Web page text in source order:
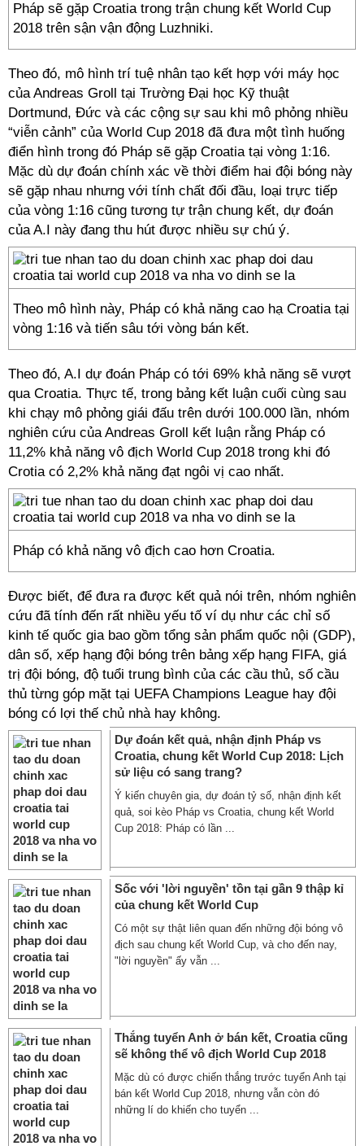
Pháp sẽ gặp Croatia trong trận chung kết World Cup
2018 trên sận vận động Luzhniki.
Theo đó, mô hình trí tuệ nhân tạo kết hợp với máy học
của Andreas Groll tại Trường Đại học Kỹ thuật
Dortmund, Đức và các cộng sự sau khi mô phỏng nhiều
“viễn cảnh” của World Cup 2018 đã đưa một tình huống
điển hình trong đó Pháp sẽ gặp Croatia tại vòng 1:16.
Mặc dù dự đoán chính xác về thời điểm hai đội bóng này
sẽ gặp nhau nhưng với tính chất đối đầu, loại trực tiếp
của vòng 1:16 cũng tương tự trận chung kết, dự đoán
của A.I này đang thu hút được nhiều sự chú ý.
Theo mô hình này, Pháp có khả năng cao hạ Croatia tại
vòng 1:16 và tiến sâu tới vòng bán kết.
Theo đó, A.I dự đoán Pháp có tới 69% khả năng sẽ vượt
qua Croatia. Thực tế, trong bảng kết luận cuối cùng sau
khi chạy mô phỏng giái đấu trên dưới 100.000 lần, nhóm
nghiên cứu của Andreas Groll kết luận rằng Pháp có
11,2% khả năng vô địch World Cup 2018 trong khi đó
Crotia có 2,2% khả năng đạt ngôi vị cao nhất.
Pháp có khả năng vô địch cao hơn Croatia.
Được biết, để đưa ra được kết quả nói trên, nhóm nghiên
cứu đã tính đến rất nhiều yếu tố ví dụ như các chỉ số
kinh tế quốc gia bao gồm tổng sản phẩm quốc nội (GDP),
dân số, xếp hạng đội bóng trên bảng xếp hạng FIFA, giá
trị đội bóng, độ tuổi trung bình của các cầu thủ, số cầu
thủ từng góp mặt tại UEFA Champions League hay đội
bóng có lợi thế chủ nhà hay không.
Dự đoán kết quả, nhận định Pháp vs
Croatia, chung kết World Cup 2018: Lịch
sử liệu có sang trang?
Ý kiến chuyên gia, dự đoán tỷ số, nhận định kết
quả, soi kèo Pháp vs Croatia, chung kết World
Cup 2018: Pháp có lần ...
Sốc với 'lời nguyền' tồn tại gần 9 thập kỉ
của chung kết World Cup
Có một sự thật liên quan đến những đội bóng vô
địch sau chung kết World Cup, và cho đến nay,
"lời nguyền" ấy vẫn ...
Thắng tuyển Anh ở bán kết, Croatia cũng
sẽ không thể vô địch World Cup 2018
Mặc dù có được chiến thắng trước tuyển Anh tại
bán kết World Cup 2018, nhưng vẫn còn đó
những lí do khiến cho tuyển ...